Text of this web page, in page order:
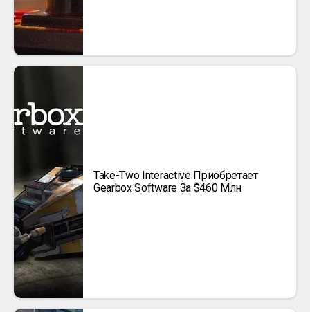
Take-Two Interactive Приобретает
Gearbox Software За $460 Млн